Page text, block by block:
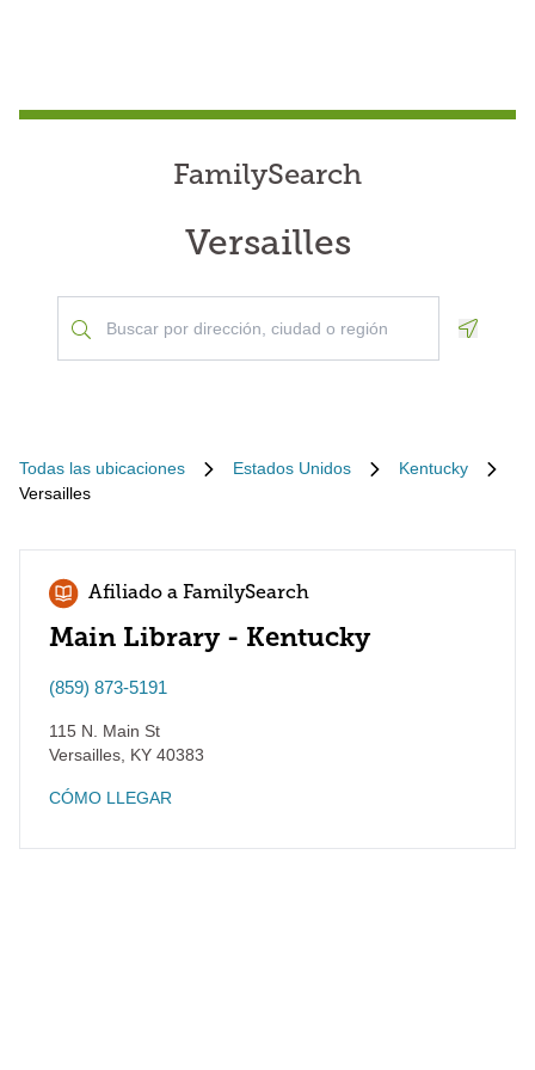
FamilySearch
Versailles
Todas las ubicaciones Estados Unidos
Kentucky
Versailles
Afiliado a FamilySearch
Main Library - Kentucky
(859) 873-5191
115 N. Main St
Versailles KY 40383
CÓMO LLEGAR